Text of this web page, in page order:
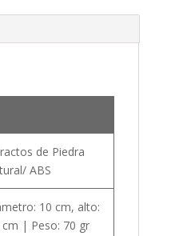
de Piedra
ABS
10 cm, alto:
cm | Peso: 70 gr